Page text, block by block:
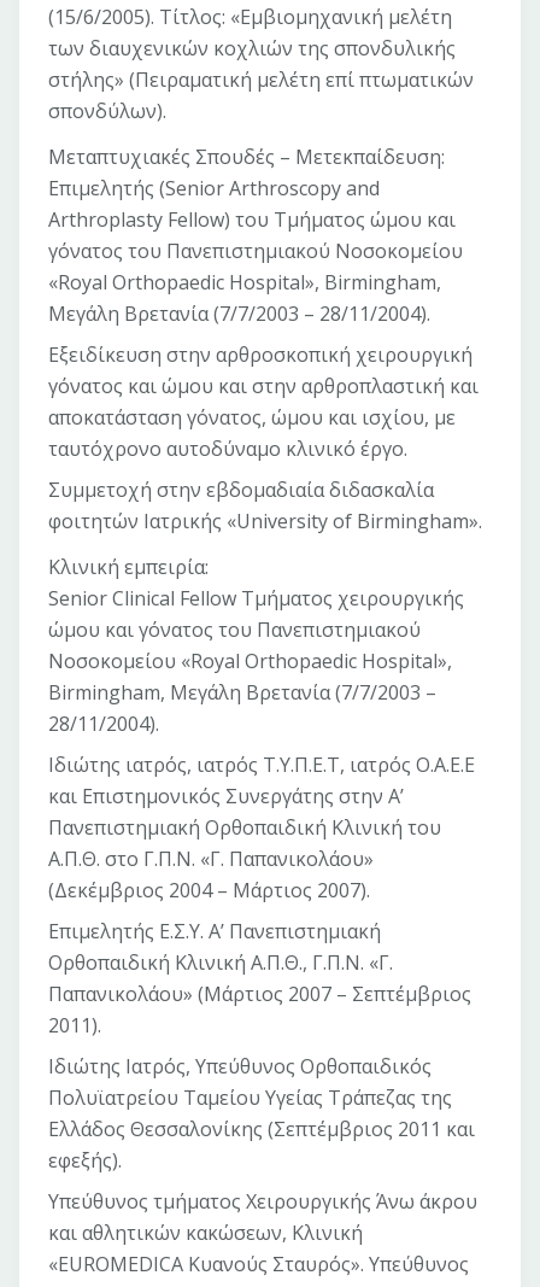
(15/6/2005). Τίτλος: «Εμβιομηχανική μελέτη
των διαυχενικών κοχλιών της σπονδυλικής
στήλης» (Πειραματική μελέτη επί πτωματικών
σπονδύλων).
Μεταπτυχιακές Σπουδές – Μετεκπαίδευση:
Επιμελητής (Senior Arthroscopy and
Arthroplasty Fellow) του Τμήματος ώμου και
γόνατος του Πανεπιστημιακού Νοσοκομείου
«Royal Orthopaedic Hospital», Βirmingham,
Μεγάλη Βρετανία (7/7/2003 – 28/11/2004).
Εξειδίκευση στην αρθροσκοπική χειρουργική
γόνατος και ώμου και στην αρθροπλαστική και
αποκατάσταση γόνατος, ώμου και ισχίου, με
ταυτόχρονο αυτοδύναμο κλινικό έργο.
Συμμετοχή στην εβδομαδιαία διδασκαλία
φοιτητών Ιατρικής «University of Birmingham».
Κλινική εμπειρία:
Senior Clinical Fellow Τμήματος χειρουργικής
ώμου και γόνατος του Πανεπιστημιακού
Νοσοκομείου «Royal Orthopaedic Hospital»,
Birmingham, Μεγάλη Βρετανία (7/7/2003 –
28/11/2004).
Ιδιώτης ιατρός, ιατρός Τ.Υ.Π.Ε.Τ, ιατρός Ο.Α.Ε.Ε
και Επιστημονικός Συνεργάτης στην Α’
Πανεπιστημιακή Ορθοπαιδική Κλινική του
Α.Π.Θ. στο Γ.Π.Ν. «Γ. Παπανικολάου»
(Δεκέμβριος 2004 – Μάρτιος 2007).
Επιμελητής Ε.Σ.Υ. Α’ Πανεπιστημιακή
Ορθοπαιδική Κλινική Α.Π.Θ., Γ.Π.Ν. «Γ.
Παπανικολάου» (Μάρτιος 2007 – Σεπτέμβριος
2011).
Ιδιώτης Ιατρός, Υπεύθυνος Ορθοπαιδικός
Πολυϊατρείου Ταμείου Υγείας Τράπεζας της
Ελλάδος Θεσσαλονίκης (Σεπτέμβριος 2011 και
εφεξής).
Υπεύθυνος τμήματος Χειρουργικής Άνω άκρου
και αθλητικών κακώσεων, Κλινική
«EUROMEDICA Κυανούς Σταυρός». Υπεύθυνος